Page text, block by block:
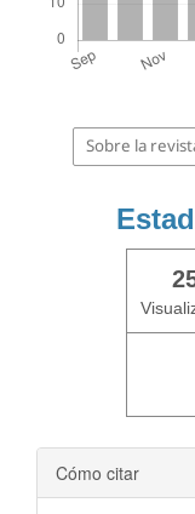
Sobre la
Cómo citar